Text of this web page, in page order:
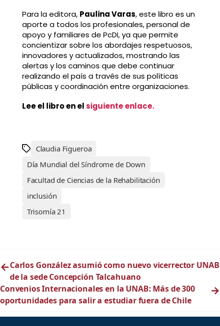
Para la editora, Paulina Varas, este libro es un
aporte a todos los profesionales, personal de
apoyo y familiares de PcDI, ya que permite
concientizar sobre los abordajes respetuosos,
innovadores y actualizados, mostrando las
alertas y los caminos que debe continuar
realizando el país a través de sus políticas
públicas y coordinación entre organizaciones.
Lee el libro en elsiguiente enlace.
Claudia Figueroa
Día Mundial del Síndrome de Down
Facultad de Ciencias de la Rehabilitación
inclusión
Trisomía 21
←Carlos González asumió como nuevo vicerrector UNAB
de la sede Concepción Talcahuano
Convenios Internacionales en la UNAB: Más de 300
oportunidades para salir a estudiar fuera de Chile
→